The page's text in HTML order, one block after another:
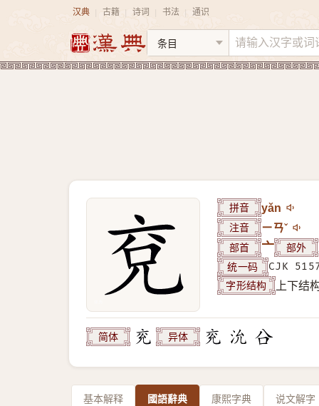
汉典 古籍 诗词 书法 通识
拼音 yǎn
注音 ㄧㄢˇ
部首 亠 部外
统一码 CJK
字形结构 上下结
简体 异体
基本解释 國語辭典 康熙字典 说文解字